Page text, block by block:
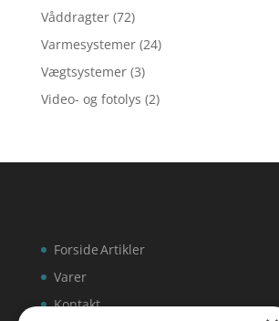
Våddragter (72)
Varmesystemer (24)
Vægtsystemer (3)
Video- og fotolys (2)
Forside
Varer
Kontakt
Artikler